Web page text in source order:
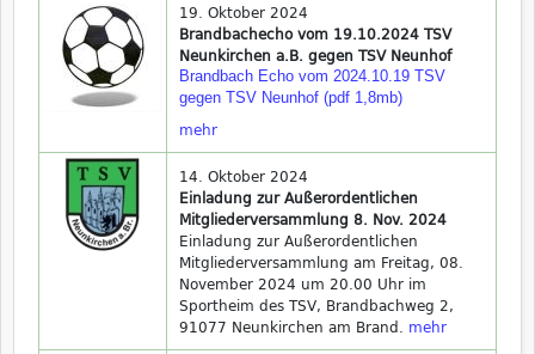
19. Oktober 2024
Brandbachecho vom 19.10.2024 TSV
Neunkirchen a.B. gegen TSV Neunhof
Brandbach Echo vom 2024.10.19 TSV
gegen TSV Neunhof (pdf 1,8mb)
mehr
14. Oktober 2024
Einladung zur Außerordentlichen
Mitgliederversammlung 8. Nov. 2024
Einladung zur Außerordentlichen
Mitgliederversammlung am Freitag, 08.
November 2024 um 20.00 Uhr im
Sportheim des TSV, Brandbachweg 2,
91077 Neunkirchen am Brand. mehr